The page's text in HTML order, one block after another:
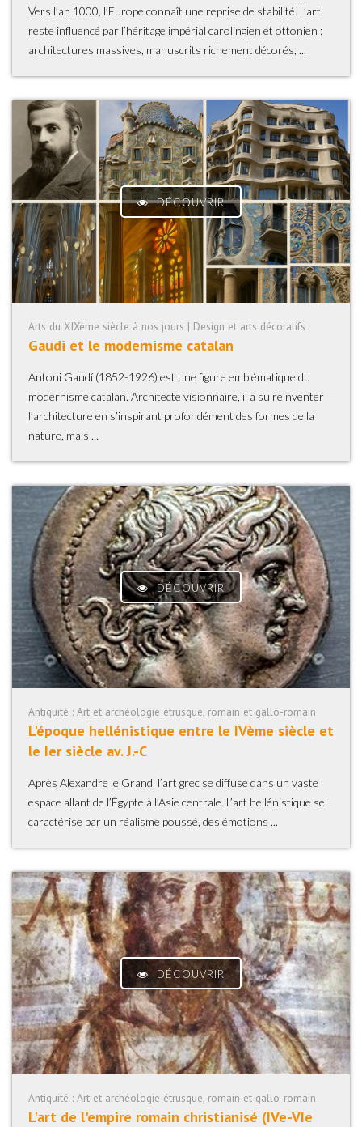
Vers l’an 1000, l’Europe connaît une reprise de stabilité. L’art
reste influencé par l’héritage impérial carolingien et ottonien :
architectures massives, manuscrits richement décorés, ...
DÉCOUVRIR
Arts du XIXème siècle à nos jours | Design et arts décoratifs
Gaudi et le modernisme catalan
Antoni Gaudí (1852-1926) est une figure emblématique du
modernisme catalan. Architecte visionnaire, il a su réinventer
l’architecture en s’inspirant profondément des formes de la
nature, mais ...
DÉCOUVRIR
Antiquité : Art et archéologie étrusque, romain et gallo-romain
L'époque hellénistique entre le IVème siècle et
le Ier siècle av. J.-C
Après Alexandre le Grand, l’art grec se diffuse dans un vaste
espace allant de l’Égypte à l’Asie centrale. L’art hellénistique se
caractérise par un réalisme poussé, des émotions ...
DÉCOUVRIR
Antiquité : Art et archéologie étrusque, romain et gallo-romain
L'art de l'empire romain christianisé (IVe-VIe